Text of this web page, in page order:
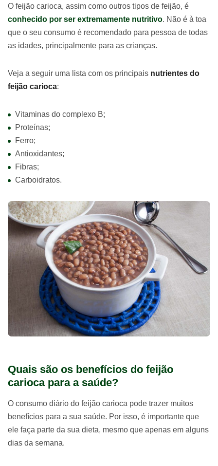
O feijão carioca, assim como outros tipos de feijão, é
conhecido por ser extremamente nutritivo. Não é à toa
que o seu consumo é recomendado para pessoa de todas
as idades, principalmente para as crianças.
Veja a seguir uma lista com os principais nutrientes do
feijão carioca:
Vitaminas do complexo B;
Proteínas;
Ferro;
Antioxidantes;
Fibras;
Carboidratos.
Quais são os benefícios do feijão
carioca para a saúde?
O consumo diário do feijão carioca pode trazer muitos
benefícios para a sua saúde. Por isso, é importante que
ele faça parte da sua dieta, mesmo que apenas em alguns
dias da semana.